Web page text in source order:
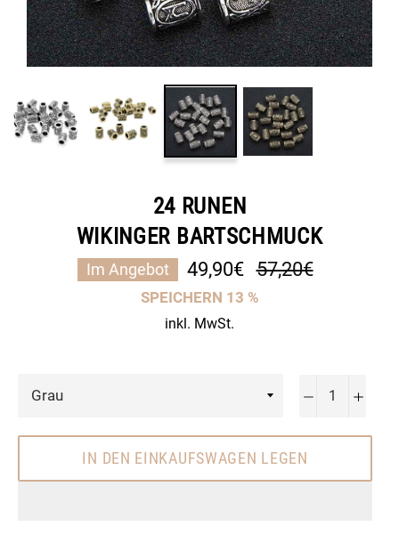
24 RUNEN
WIKINGER BARTSCHMUCK
Im Angebot 49,90€
Normaler
Preis
57,20€
SPEICHERN 13 %
inkl. MwSt.
− +
IN DEN EINKAUFSWAGEN LEGEN